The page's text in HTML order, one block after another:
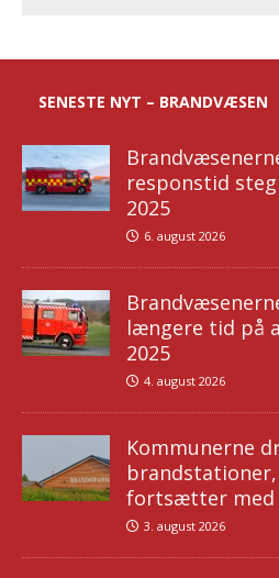
SENESTE NYT – BRANDVÆSEN
responstid
2025
6. august 2026
længere tid på
2025
4. august 2026
Kommunerne
brandstationer,
fortsætter med
3. august 2026